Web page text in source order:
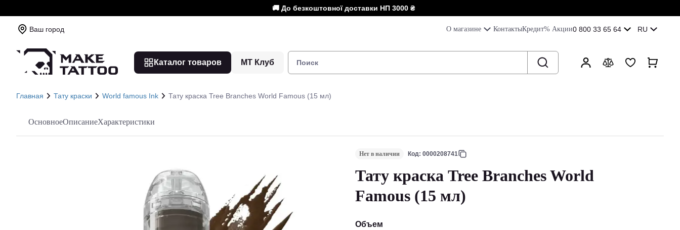
🚚 До безкоштовної доставки НП 3000 ₴
Ваш город О магазине КонтактыКредит% Акции0 800 33 65 64 RU
Каталог товаров МТ Клуб
Главная Тату краски World famous Ink Тату краска Tree Branches World Famous (15 мл)
ОсновноеОписаниеХарактеристики
Нет в наличии Код: 0000208741
Тату краска Tree Branches World
Famous (15 мл)
Объем